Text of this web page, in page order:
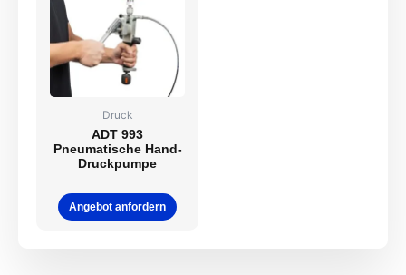
Druck
ADT 993
Pneumatische Hand-
Druckpumpe
Angebot anfordern